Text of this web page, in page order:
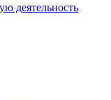
деятельность